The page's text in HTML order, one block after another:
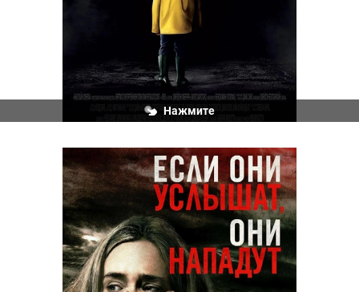
Нажмите